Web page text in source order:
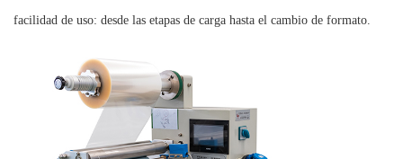
facilidad de uso: desde las etapas de carga hasta el cambio de formato.